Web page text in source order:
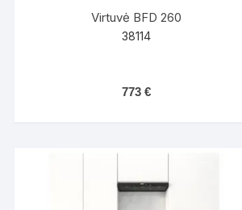
Virtuvė BFD 260
38114
773 €